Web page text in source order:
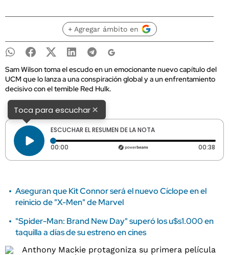
+ Agregar ámbito en
Sam Wilson toma el escudo en un emocionante nuevo capítulo del
UCM que lo lanza a una conspiración global y a un enfrentamiento
decisivo con el temible Red Hulk.
Toca para escuchar×
ESCUCHAR EL RESUMEN DE LA NOTA
00:00 Tiempo transcurrido: 0 segundos 00:38
Aseguran que Kit Connor será el nuevo Cíclope en el
reinicio de "X-Men" de Marvel
"Spider-Man: Brand New Day" superó los u$s1.000 en
taquilla a días de su estreno en cines